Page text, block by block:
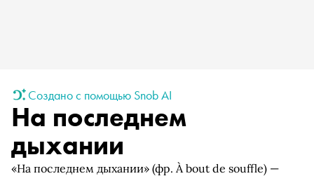
Создано с помощью Snob AI
На последнем
дыхании
«На последнем дыхании» (фр. À bout de souffle) —